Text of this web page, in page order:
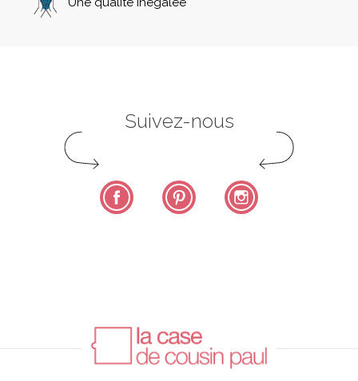
Suivez-nous
Facebook Pinterest